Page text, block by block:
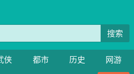
搜索
侠 都市 历史
网游